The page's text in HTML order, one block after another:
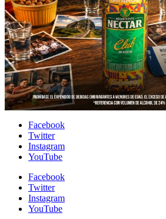
Facebook
Twitter
Instagram
YouTube
Facebook
Twitter
Instagram
YouTube